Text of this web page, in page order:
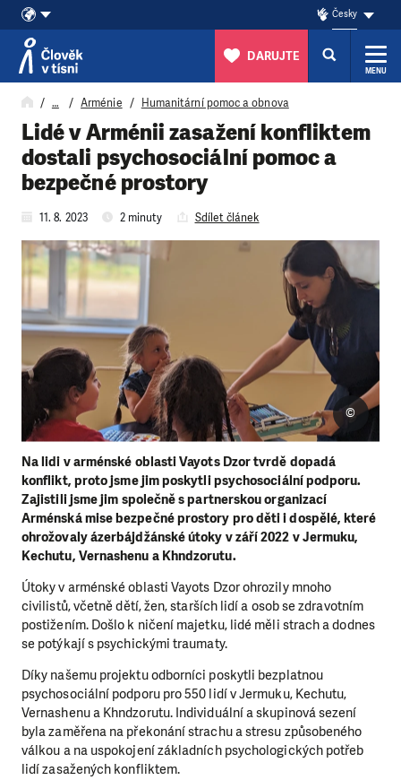
Přeskočit na obsah
Česky
DARUJTE
MENU
… Arménie Humanitární pomoc a obnova
Lidé v Arménii zasažení konfliktem
dostali psychosociální pomoc a
bezpečné prostory
11. 8. 2023 2 minuty Sdílet článek
Na lidi v arménské oblasti Vayots Dzor tvrdě dopadá
konflikt, proto jsme jim poskytli psychosociální podporu.
Zajistili jsme jim společně s partnerskou organizací
Arménská mise bezpečné prostory pro děti i dospělé, které
ohrožovaly ázerbájdžánské útoky v září 2022 v Jermuku,
Kechutu, Vernashenu a Khndzorutu.
©
Útoky v arménské oblasti Vayots Dzor ohrozily mnoho
civilistů, včetně dětí, žen, starších lidí a osob se zdravotním
postižením. Došlo k ničení majetku, lidé měli strach a dodnes
se potýkají s psychickými traumaty.
Díky našemu projektu odborníci poskytli bezplatnou
psychosociální podporu pro 550 lidí v Jermuku, Kechutu,
Vernashenu a Khndzorutu. Individuální a skupinová sezení
byla zaměřena na překonání strachu a stresu způsobeného
válkou a na uspokojení základních psychologických potřeb
lidí zasažených konfliktem.